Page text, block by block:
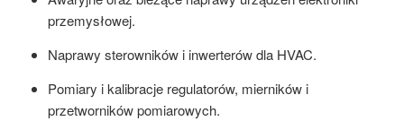
przemysłowej.
Naprawy sterowników i inwerterów dla HVAC.
Pomiary i kalibracje regulatorów, mierników i
przetworników pomiarowych.